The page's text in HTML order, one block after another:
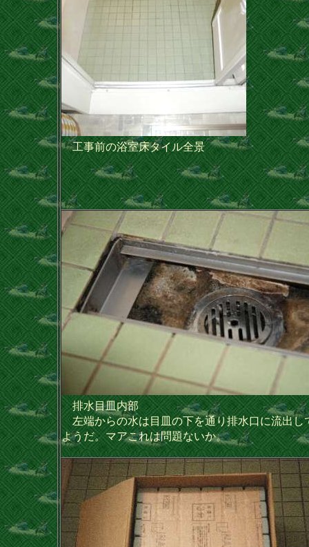
工事前の浴室床タイル全景
排水目皿内部
左端からの水は目皿の下を通り排水口に流出し
ようだ。マアこれは問題ないか。